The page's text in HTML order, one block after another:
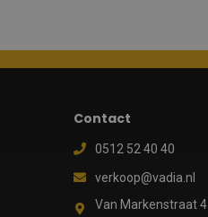
Contact
0512 52 40 40
verkoop@vadia.nl
Van Markenstraat 4